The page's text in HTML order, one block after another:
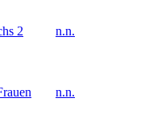
2 n.n.
n.n.